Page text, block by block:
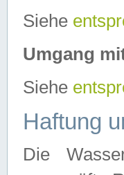
Siehe
Umgang
Siehe
Haftung
Die